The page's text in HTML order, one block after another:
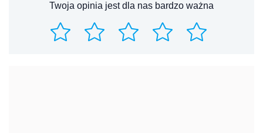
Twoja opinia jest dla nas bardzo ważna